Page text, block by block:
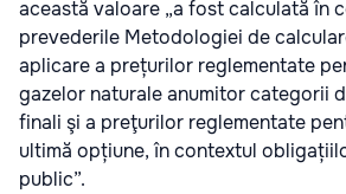
această valoare „a fost calculată în
prevederile Metodologiei de
aplicare a prețurilor reglementate
gazelor naturale anumitor categorii
finali şi a preţurilor reglementate
ultimă opțiune, în contextul
public”.